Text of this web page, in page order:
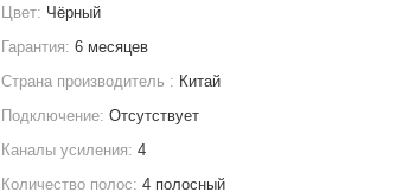
Цвет: Чёрный
Гарантия:6 месяцев
Страна производитель : Китай
Подключение:Отсутствует
Каналы усиления:4
Количество полос:4 полосный